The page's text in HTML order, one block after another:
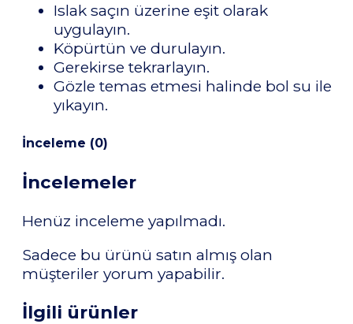
Islak saçın üzerine eşit olarak
uygulayın.
Köpürtün ve durulayın.
Gerekirse tekrarlayın.
Gözle temas etmesi halinde bol su ile
yıkayın.
İnceleme (0)
İncelemeler
Henüz inceleme yapılmadı.
Sadece bu ürünü satın almış olan
müşteriler yorum yapabilir.
İlgili ürünler